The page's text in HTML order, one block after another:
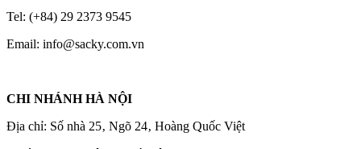
Tel: (+84) 29 2373 9545
Email: info@sacky.com.vn
CHI NHÁNH HÀ NỘI
Địa chỉ: Số nhà 25‚ Ngõ 24‚ Hoàng Quốc Việt